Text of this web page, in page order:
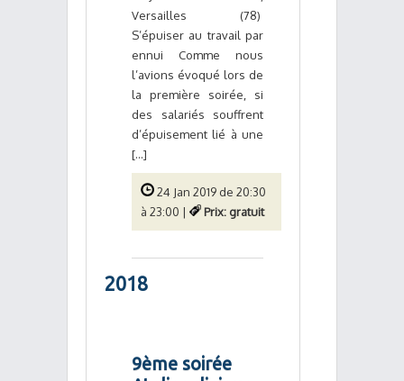
Versailles (78)
S’épuiser au travail par
ennui Comme nous
l’avions évoqué lors de
la première soirée, si
des salariés souffrent
d’épuisement lié à une
[...]
24 Jan 2019 de 20:30
à 23:00 |
Prix: gratuit
2018
9ème soirée